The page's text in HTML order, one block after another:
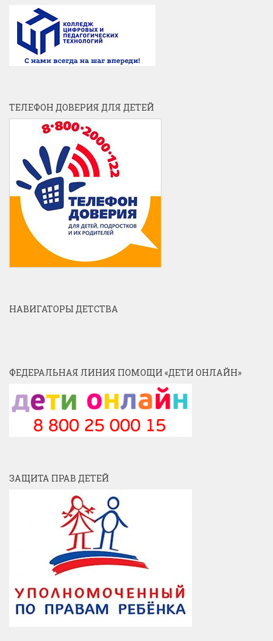
ТЕЛЕФОН ДОВЕРИЯ ДЛЯ ДЕТЕЙ
НАВИГАТОРЫ ДЕТСТВА
ФЕДЕРАЛЬНАЯ ЛИНИЯ ПОМОЩИ «ДЕТИ ОНЛАЙН»
ЗАЩИТА ПРАВ ДЕТЕЙ